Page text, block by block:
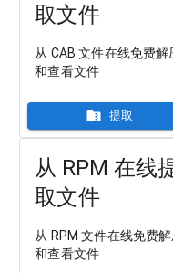
取文件
从 CAB 文件在线免费解
和查看文件
提取
从 RPM 在线
取文件
从 RPM 文件在线免费
和查看文件